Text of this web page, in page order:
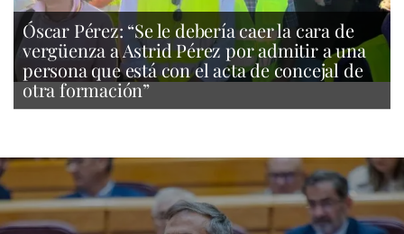
Óscar Pérez: “Se le debería caer la cara de
vergüenza a Astrid Pérez por admitir a una
persona que está con el acta de concejal de
otra formación”